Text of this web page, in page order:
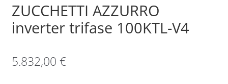
ZUCCHETTI AZZURRO
inverter trifase 100KTL-V4
5.832,00 €